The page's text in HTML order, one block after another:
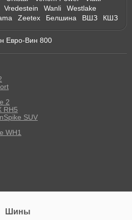
Vredestein Wanli
Westlake
Zeetex Белшина ВШЗ КШЗ
Евро-Вин 800
2
RH5
SUV
WH1
Шины